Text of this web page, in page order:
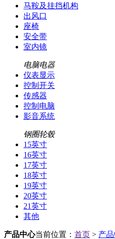
马鞍及挂挡机构
出风口
座椅
安全带
室内镜
电脑电器
仪表显示
控制开关
传感器
控制电脑
影音系统
钢圈轮毂
15英寸
16英寸
17英寸
18英寸
19英寸
20英寸
21英寸
其他
产品中心当前位置： 首页 > 产